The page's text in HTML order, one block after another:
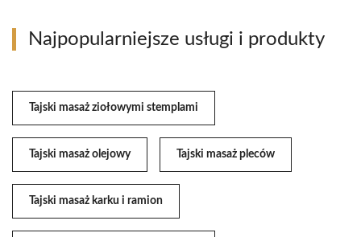
Najpopularniejsze usługi i produkty
Tajski masaż ziołowymi stemplami
Tajski masaż olejowy Tajski masaż pleców
Tajski masaż karku i ramion